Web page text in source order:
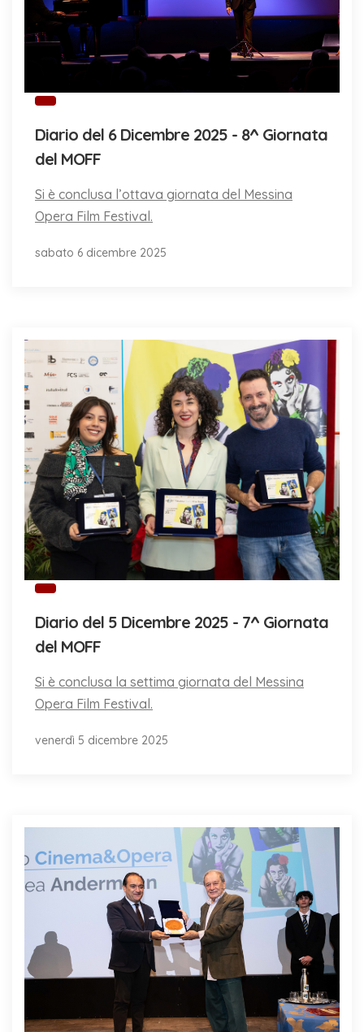
Diario del 6 Dicembre 2025 - 8^ Giornata
del MOFF
Si è conclusa l’ottava giornata del Messina
Opera Film Festival.
sabato 6 dicembre 2025
Diario del 5 Dicembre 2025 - 7^ Giornata
del MOFF
Si è conclusa la settima giornata del Messina
Opera Film Festival.
venerdì 5 dicembre 2025